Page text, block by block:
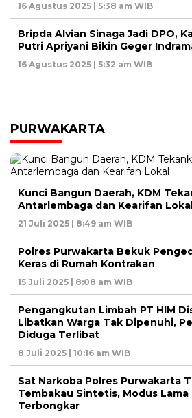
16 Agustus 2025 | 5:38 am WIB
Bripda Alvian Sinaga Jadi DPO,
Putri Apriyani Bikin Geger
16 Agustus 2025 | 5:32 am WIB
PURWAKARTA
Kunci Bangun Daerah, KDM
Antarlembaga dan Kearifan
21 Juli 2025 | 8:49 am WIB
Polres Purwakarta Bekuk
Keras di Rumah Kontrakan
15 Juli 2025 | 8:08 am WIB
Pengangkutan Limbah PT HIM
Libatkan Warga Tak Dipenuhi,
Diduga Terlibat
8 Juli 2025 | 10:16 am WIB
Sat Narkoba Polres Purwakarta
Tembakau Sintetis, Modus
Terbongkar